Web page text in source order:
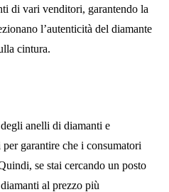
di vari venditori, garantendo la
l’autenticità del diamante
cintura.
anelli di diamanti e
garantire che i consumatori
se stai cercando un posto
al prezzo più